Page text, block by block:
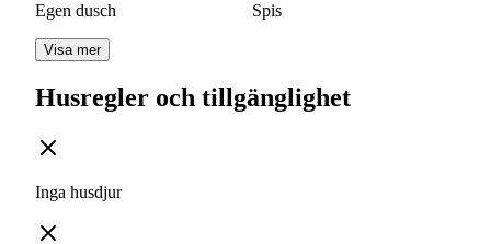
Egen dusch Spis
Visa mer
Husregler och tillgänglighet
Inga husdjur